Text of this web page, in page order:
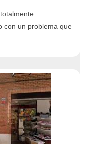
con un problema que